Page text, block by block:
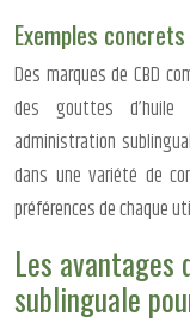
Exemples concrets
Des marques de CBD
des gouttes d’huile
administration
dans une variété de
préférences de chaque
Les avantages
sublinguale